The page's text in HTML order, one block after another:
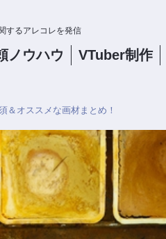
するアレコレを発信
ノウハウ VTuber制作
＆オススメな画材まとめ！